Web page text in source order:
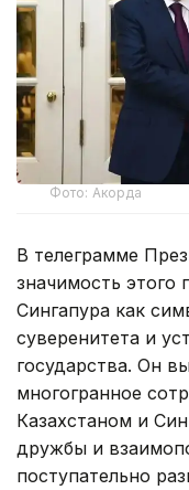
Фото: Акорда
В телеграмме
значимость этого
Сингапура как
суверенитета и
государства. Он
многогранное
Казахстаном и
дружбы и
поступательно